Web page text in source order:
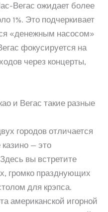
Вегас ожидает более
1%. Это подчеркивает
«денежным насосом»
фокусируется на
через концерты,
и Вегас такие разные
городов отличается
— это
вы встретите
громко празднующих
для крэпса.
американской игорной